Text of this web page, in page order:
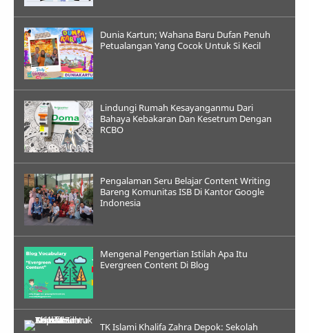
Dunia Kartun; Wahana Baru Dufan Penuh
Petualangan Yang Cocok Untuk Si Kecil
Lindungi Rumah Kesayanganmu Dari
Bahaya Kebakaran Dan Kesetrum Dengan
RCBO
Pengalaman Seru Belajar Content Writing
Bareng Komunitas ISB Di Kantor Google
Indonesia
Mengenal Pengertian Istilah Apa Itu
Evergreen Content Di Blog
TK Islami Khalifa Zahra Depok: Sekolah